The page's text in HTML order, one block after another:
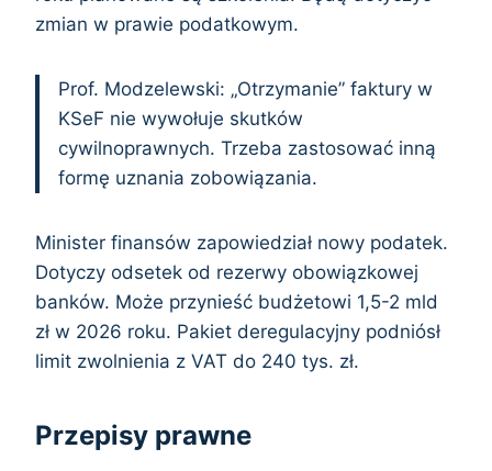
zmian w prawie podatkowym.
Prof. Modzelewski: „Otrzymanie” faktury w
KSeF nie wywołuje skutków
cywilnoprawnych. Trzeba zastosować inną
formę uznania zobowiązania.
Minister finansów zapowiedział nowy podatek.
Dotyczy odsetek od rezerwy obowiązkowej
banków. Może przynieść budżetowi 1,5-2 mld
zł w 2026 roku. Pakiet deregulacyjny podniósł
limit zwolnienia z VAT do 240 tys. zł.
Przepisy prawne